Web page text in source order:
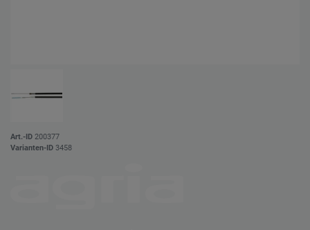
Art.-ID 200377
Varianten-ID 3458